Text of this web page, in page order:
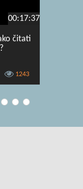
00:17:37
čitati
1243